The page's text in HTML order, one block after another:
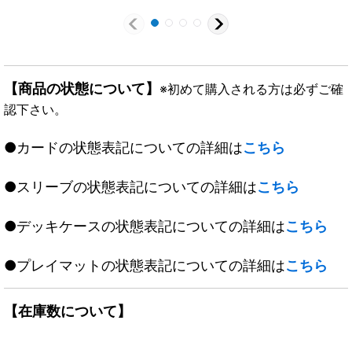
【商品の状態について】 ※初めて購入される方は必ずご確
認下さい。
●カードの状態表記についての詳細はこちら
●スリーブの状態表記についての詳細はこちら
●デッキケースの状態表記についての詳細はこちら
●プレイマットの状態表記についての詳細はこちら
【在庫数について】